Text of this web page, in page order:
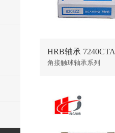
HRB轴承 7240CTA
角接触球轴承系列